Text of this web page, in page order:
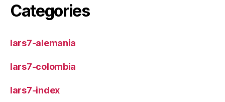
Categories
lars7-alemania
lars7-colombia
lars7-index